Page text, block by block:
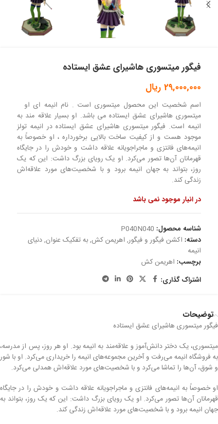
فیگور میتسوری هاشیرای عشق ایستاده
29,000,000 ریال
اسم شخصیت این محصول میتسوری است . نام انیمه ای او
میتسوری هاشیرای عشق ایستاده می باشد. او بسیار علاقه مند به
انیمه است. فیگور میتسوری هاشیرای عشق ایستاده در انیمه تولز
موجود هست و از کیفیت ساخت بالایی برخورداره ، او خصوصاً به
انیمه‌های فانتزی و ماجراجویانه علاقه داشت و خودش را در جایگاه
قهرمانان آن‌ها تصور می‌کرد. او یک رویای بزرگ داشت: این که یک
روز، بتواند به جهان انیمه برود و با شخصیت‌های مورد علاقه‌اش
زندگی کند.
در انبار موجود نمی باشد
شناسه محصول: P040N040
دسته: اکشن فیگور و فیگور, اهریمن کش,به تفکیک عنوان,دنیای
انیمه
برچسب: اهریمن کش
اشتراک گذاری:
توضیحات
فیگور میتسوری هاشیرای عشق ایستاده
میتسوری، یک دختر دانش‌آموز و علاقه‌مند به انیمه بود. او هر روز، پس از مدرسه،
به فروشگاه انیمه می‌رفت و آخرین مجموعه‌های انیمه را خریداری می‌کرد. او با شور
و شوق، آن‌ها را تماشا می‌کرد و با شخصیت‌های مورد علاقه‌اش همدلی می‌کرد.
او خصوصاً به انیمه‌های فانتزی و ماجراجویانه علاقه داشت و خودش را در جایگاه
قهرمانان آن‌ها تصور می‌کرد. او یک رویای بزرگ داشت: این که یک روز، بتواند به
جهان انیمه برود و با شخصیت‌های مورد علاقه‌اش زندگی کند.